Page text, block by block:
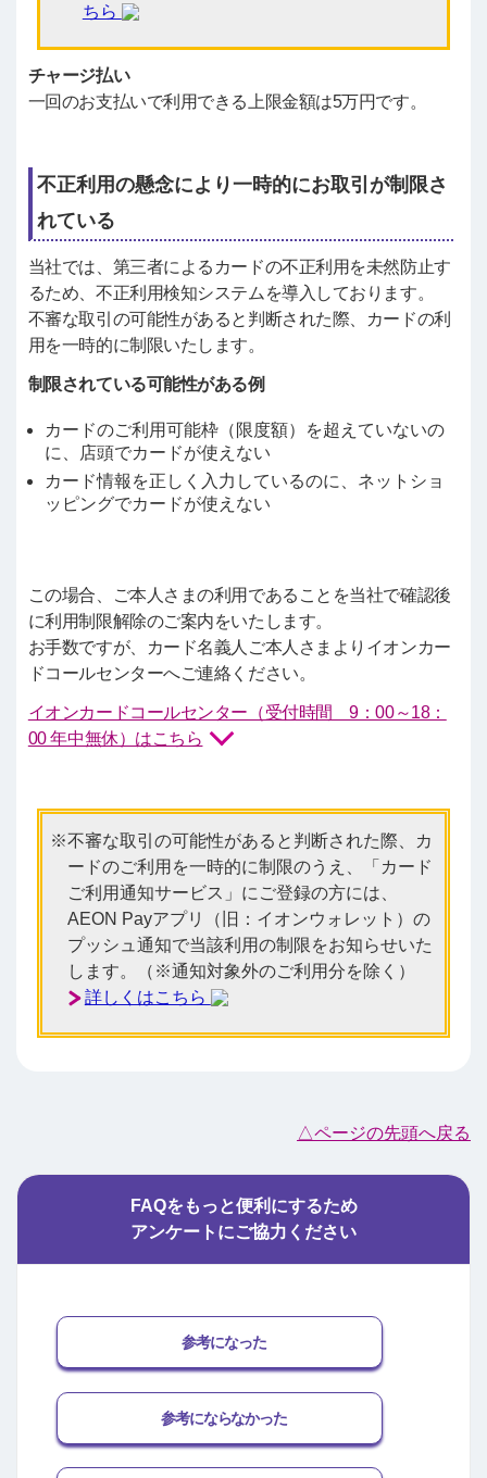
ちら
チャージ払い
一回のお支払いで利用できる上限金額は5万円です。
不正利用の懸念により一時的にお取引が制限さ
れている
当社では、第三者によるカードの不正利用を未然防止す
るため、不正利用検知システムを導入しております。
不審な取引の可能性があると判断された際、カードの利
用を一時的に制限いたします。
制限されている可能性がある例
カードのご利用可能枠（限度額）を超えていないの
に、店頭でカードが使えない
カード情報を正しく入力しているのに、ネットショ
ッピングでカードが使えない
この場合、ご本人さまの利用であることを当社で確認後
に利用制限解除のご案内をいたします。
お手数ですが、カード名義人ご本人さまよりイオンカー
ドコールセンターへご連絡ください。
イオンカードコールセンター（受付時間 9：00～18：
00 年中無休）はこちら
不審な取引の可能性があると判断された際、カ
ードのご利用を一時的に制限のうえ、「カード
ご利用通知サービス」にご登録の方には、
AEON Payアプリ（旧：イオンウォレット）の
プッシュ通知で当該利用の制限をお知らせいた
します。（※通知対象外のご利用分を除く）
詳しくはこちら
△ページの先頭へ戻る
FAQをもっと便利にするため
アンケートにご協力ください
参考になった
参考にならなかった